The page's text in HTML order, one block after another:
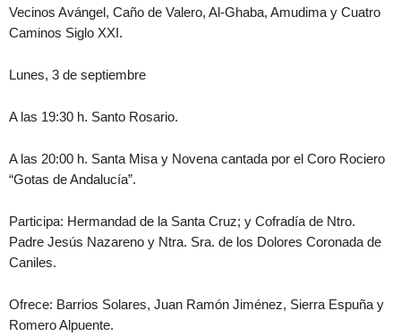
Vecinos Avángel, Caño de Valero, Al-Ghaba, Amudima y Cuatro
Caminos Siglo XXI.
Lunes, 3 de septiembre
A las 19:30 h. Santo Rosario.
A las 20:00 h. Santa Misa y Novena cantada por el Coro Rociero
“Gotas de Andalucía”.
Participa: Hermandad de la Santa Cruz; y Cofradía de Ntro.
Padre Jesús Nazareno y Ntra. Sra. de los Dolores Coronada de
Caniles.
Ofrece: Barrios Solares, Juan Ramón Jiménez, Sierra Espuña y
Romero Alpuente.